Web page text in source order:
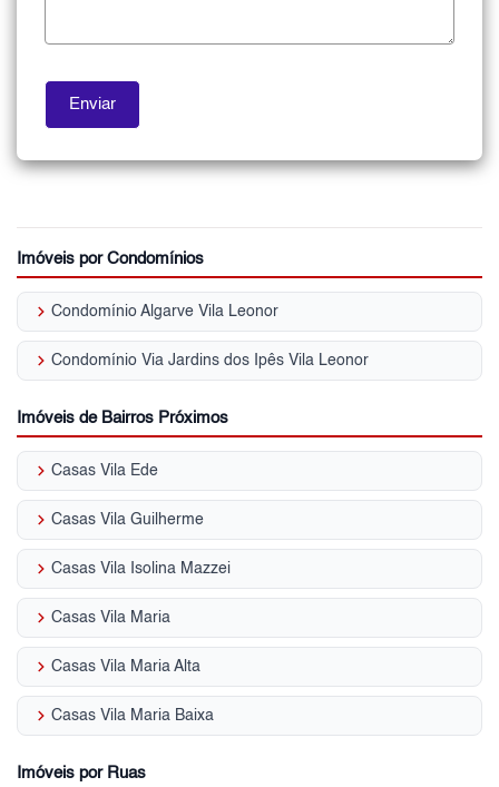
Imóveis por Condomínios
keyboard_arrow_right Condomínio Algarve Vila Leonor
keyboard_arrow_right Condomínio Via Jardins dos Ipês Vila Leonor
Imóveis de Bairros Próximos
keyboard_arrow_right Casas Vila Ede
keyboard_arrow_right Casas Vila Guilherme
keyboard_arrow_right Casas Vila Isolina Mazzei
keyboard_arrow_right Casas Vila Maria
keyboard_arrow_right Casas Vila Maria Alta
keyboard_arrow_right Casas Vila Maria Baixa
Imóveis por Ruas